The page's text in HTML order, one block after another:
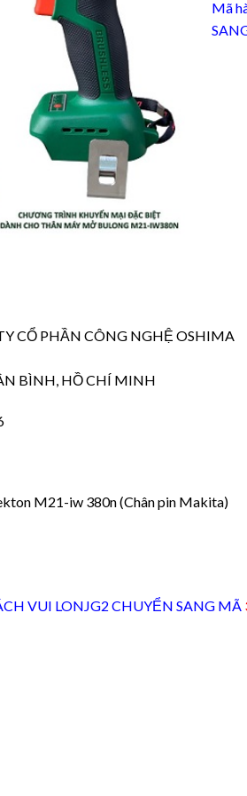
Mã
CỔ PHẦN CÔNG NGHỆ OSHIMA
BÌNH, HỒ CHÍ MINH
M21-iw 380n (Chân pin Makita)
VUI LONJG2 CHUYỂN SANG MÃ